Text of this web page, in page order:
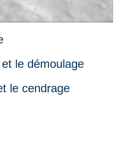
le démoulage
le cendrage